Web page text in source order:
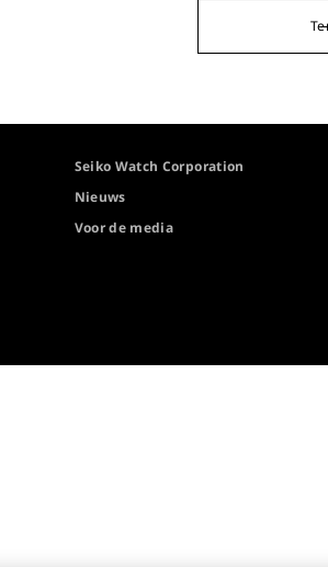
Seiko Watch Corporation
Nieuws
Voor de media